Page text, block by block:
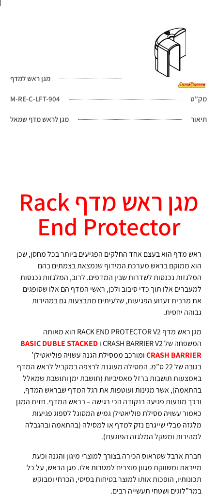
מגן ראש למדף
מק"ט M-RE-C-LFT-904
תיאור מגן לראש מדף שמאל
מגן ראש מדף Rack
End Protector
ראש מדף הוא בעצם אחד החלקים הפגיעים ביותר בכל מחסן, שכן
הוא ממוקם בראש מערכת המידוף שנמצאת בצמתים בהם
המלגזות נכנסות לשדרות שבין המדפים. לרוב, המלגזות נכנסות
למעברים אלו תוך כדי סיבוב ולכן, ראשי המדף הם אלו שסופגים
את מרבית זעזוע הפגיעות, שלעיתים מתבצעות גם במהירות
גבוהה יחסית.
מגן ראש מדף RACK END PROTECTOR V2 הוא מאותה
המשפחה של CRASH BARRIER V2 ו
DUBLE STACKED
CRASH BARRIER
ומורכב ממסילת הגנה עשויה פוליאטילן’
בגובה של 22 ס”מ. המסילה מעוגנת לרצפה במקביל לראש המדף
באמצעות תושבות ברזל מאסיביות (תושבת ימן ותושבת שמאלל
בהתאמה), אשר מגינות ועוטפות את רגל המדף שבראש המדף,
ובכך מונעות פגיעה בנקודה הכי רגישה – בראש המדף. חזית המגן
כאמור עשויה מסילת פוליאטילן גמיש המסוגל לספוג פגיעות
מלגזה מבלי שייגרם נזק למדף או למסילה (בהתאמה ובהגבלה
למהירות ומשקל המלגזה הפוגעת).
חברת ארבל שטראוס הכירה בצורך למוצרי מיגון והגנה וכעת
מייבאת ומשווקת מגוון מוצרים למטרות אלו. מגן הראש, על כל
תכונותיו, הופכות אותו למוצר בטיחות בסיסי, הכרחי ומבוקש
במר”לוגים ושטחי תעשייה רבים.